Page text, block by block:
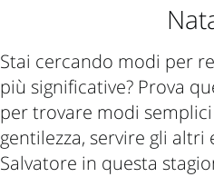
alle madri offre la
allattare o per altre
Stai cercando modi per
più significative? Prova
per trovare modi
gentilezza, servire gli
Salvatore in questa